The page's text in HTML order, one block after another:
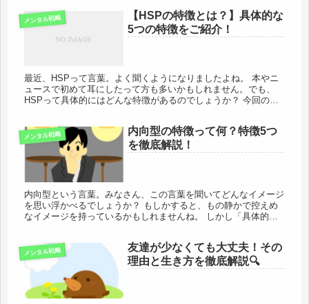
メンタル戦略
【HSPの特徴とは？】具体的な
5つの特徴をご紹介！
最近、HSPって言葉。よく聞くようになりましたよね。 本やニ
ュースで初めて耳にしたって方も多いかもしれません。でも、
HSPって具体的にはどんな特徴があるのでしょうか？ 今回の記
メンタル戦略
内向型の特徴って何？特徴5つ
を徹底解説！
内向型という言葉。みなさん、この言葉を聞いてどんなイメージ
を思い浮かべるでしょうか？ もしかすると、もの静かで控えめ
なイメージを持っているかもしれませんね。 しかし「具体的に
メンタル戦略
友達が少なくても大丈夫！その
理由と生き方を徹底解説🔍